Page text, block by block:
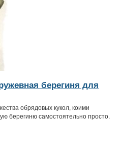
берегиня для
обрядовых кукол, коими
берегиню самостоятельно просто.